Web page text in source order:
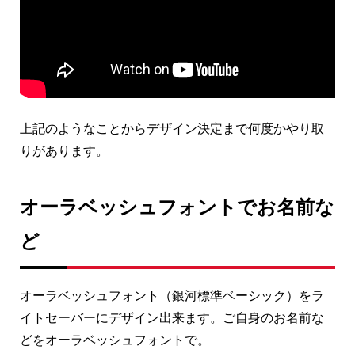
上記のようなことからデザイン決定まで何度かやり取
りがあります。
オーラベッシュフォントでお名前な
ど
オーラベッシュフォント（銀河標準ベーシック）をラ
イトセーバーにデザイン出来ます。ご自身のお名前な
どをオーラベッシュフォントで。